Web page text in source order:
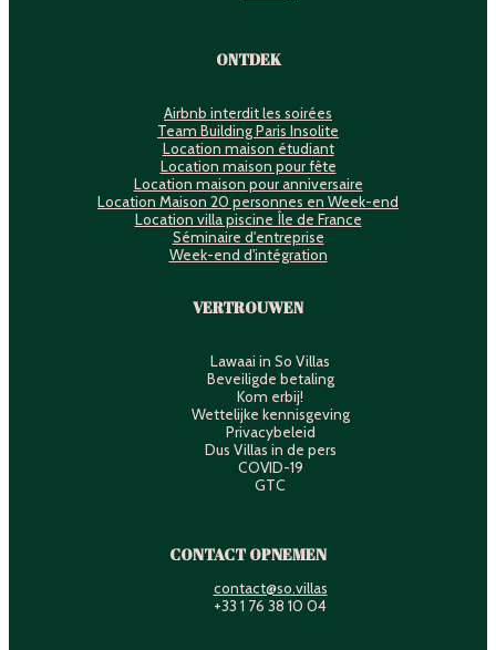
ONTDEK
Airbnb interdit les soirées
Team Building Paris Insolite
Location maison étudiant
Location maison pour fête
Location maison pour anniversaire
Location Maison 20 personnes en Week-end
Location villa piscine Île de France
Séminaire d'entreprise
Week-end d'intégration
VERTROUWEN
Lawaai in So Villas
Beveiligde betaling
Kom erbij!
Wettelijke kennisgeving
Privacybeleid
Dus Villas in de pers
COVID-19
GTC
CONTACT OPNEMEN
contact@so.villas
+33 1 76 38 10 04